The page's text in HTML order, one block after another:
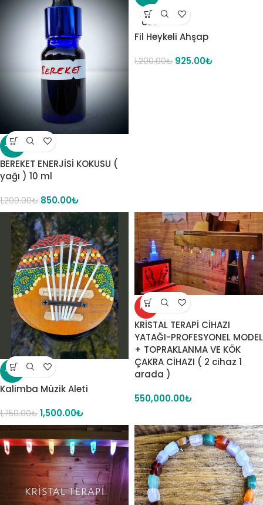
-29%
BEREKET ENERJİSİ KOKUSU (
yağı ) 10 ml
1,200.00₺ 850.00₺
SOLD
OUT
Fil Heykeli Ahşap
1,200.00₺ 925.00₺
-14%
Kalimba Müzik Aleti
1,750.00₺ 1,500.00₺
HOT
KRİSTAL TERAPİ CİHAZI
YATAĞI-PROFESYONEL MODEL
+ TOPRAKLANMA VE KÖK
ÇAKRA CİHAZI ( 2 cihaz 1
arada )
550,000.00₺